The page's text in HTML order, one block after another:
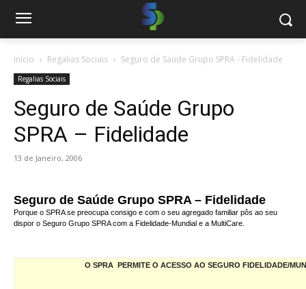
Início Regalias Sociais Seguro de Saúde Grupo SPRA - Fidelidade
Regalias Sociais
Seguro de Saúde Grupo
SPRA – Fidelidade
13 de Janeiro, 2006
Seguro de Saúde Grupo SPRA – Fidelidade
Porque o SPRA se preocupa consigo e com o seu agregado familiar pôs ao seu
dispor o Seguro Grupo SPRA com a Fidelidade-Mundial e a MultiCare.
O SPRA PERMITE O ACESSO AO SEGURO FIDELIDADE/